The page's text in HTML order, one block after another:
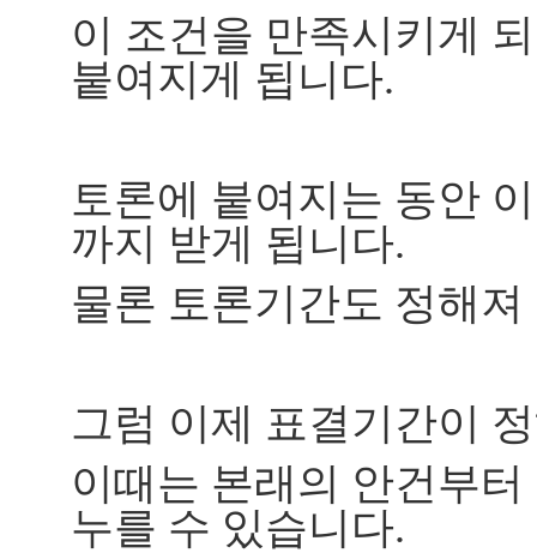
이 조건을 만족시키게
붙여지게 됩니다.
토론에 붙여지는 동안
까지 받게 됩니다.
물론 토론기간도 정해져
그럼 이제 표결기간이
이때는 본래의 안건부
누를 수 있습니다.